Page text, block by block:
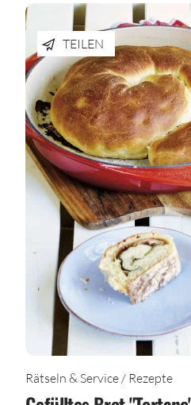
TEILEN
Rätseln & Service / Rezepte